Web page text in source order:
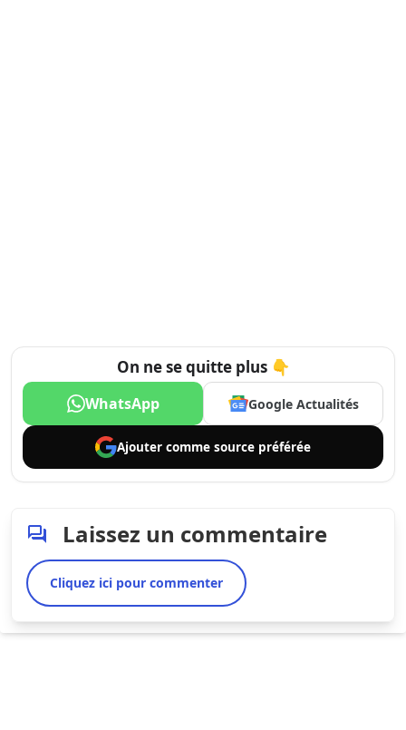
On ne se quitte plus 👇
WhatsApp Google Actualités
Ajouter comme source préférée
Laissez un commentaire
Cliquez ici pour commenter